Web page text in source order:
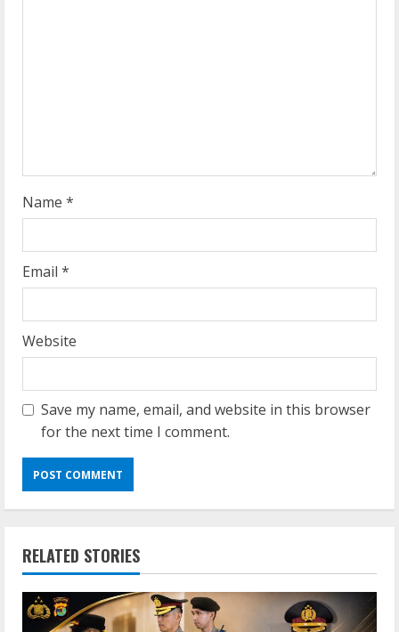
g
Name *
Email *
Website
Save my name, email, and website in this browser
for the next time I comment.
RELATED STORIES